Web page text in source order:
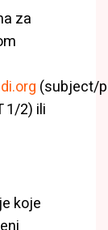
za
(subject/
1/2) ili
koje